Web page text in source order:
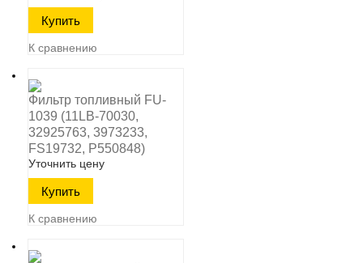
К сравнению
Фильтр топливный FU-
1039 (11LB-70030,
32925763, 3973233,
FS19732, P550848)
Уточнить цену
К сравнению